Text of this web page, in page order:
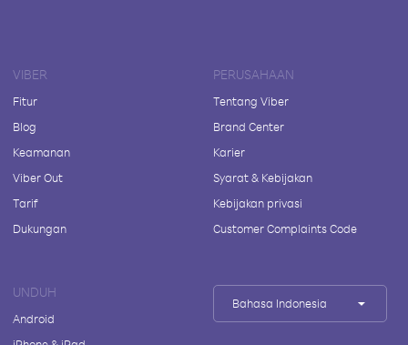
VIBER
Fitur
Blog
Keamanan
Viber Out
Tarif
Dukungan
PERUSAHAAN
Tentang Viber
Brand Center
Karier
Syarat & Kebijakan
Kebijakan privasi
Customer Complaints Code
UNDUH
Android
Bahasa Indonesia